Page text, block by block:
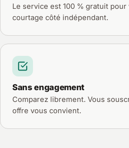
Le service est 100 % gratuit
courtage côté indépendant.
Sans engagement
Comparez librement. Vous
offre vous convient.